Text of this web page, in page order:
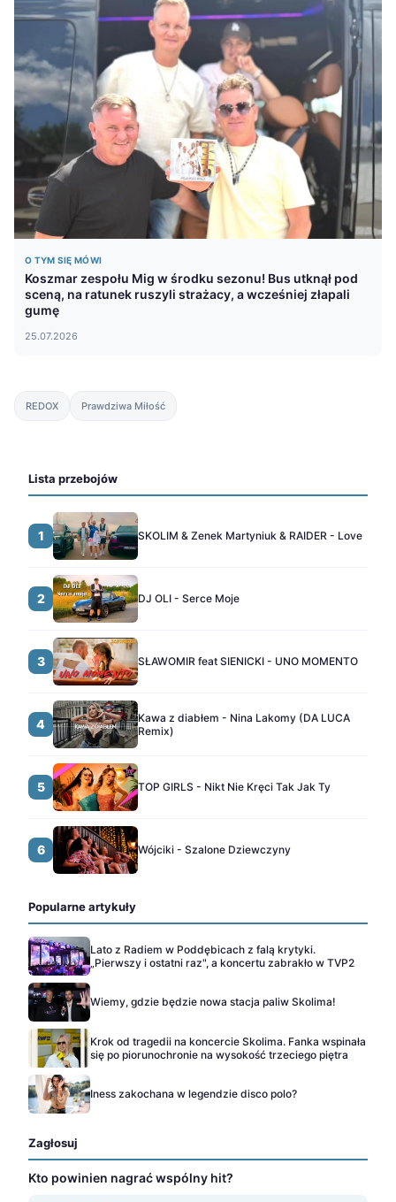
O TYM SIĘ MÓWI
Koszmar zespołu Mig w środku sezonu! Bus utknął pod
sceną, na ratunek ruszyli strażacy, a wcześniej złapali
gumę
25.07.2026
REDOX Prawdziwa Miłość
Lista przebojów
1 SKOLIM & Zenek Martyniuk & RAIDER - Love
2 DJ OLI - Serce Moje
3 SŁAWOMIR feat SIENICKI - UNO MOMENTO
4
Kawa z diabłem - Nina Lakomy (DA LUCA
Remix)
5 TOP GIRLS - Nikt Nie Kręci Tak Jak Ty
6 Wójciki - Szalone Dziewczyny
Popularne artykuły
Lato z Radiem w Poddębicach z falą krytyki.
„Pierwszy i ostatni raz", a koncertu zabrakło w TVP2
Wiemy, gdzie będzie nowa stacja paliw Skolima!
Krok od tragedii na koncercie Skolima. Fanka wspinała
się po piorunochronie na wysokość trzeciego piętra
Iness zakochana w legendzie disco polo?
Zagłosuj
Kto powinien nagrać wspólny hit?